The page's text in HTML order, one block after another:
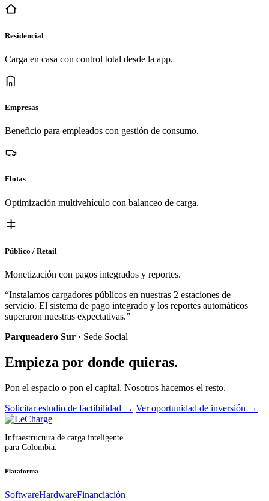
Residencial
Carga en casa con control total desde la app.
Empresas
Beneficio para empleados con gestión de consumo.
Flotas
Optimización multivehículo con balanceo de carga.
Público / Retail
Monetización con pagos integrados y reportes.
“Instalamos cargadores públicos en nuestras 2 estaciones de
servicio. El sistema de pago integrado y los reportes automáticos
superaron nuestras expectativas.”
Parqueadero Sur · Sede Social
Empieza por donde quieras.
Pon el espacio o pon el capital. Nosotros hacemos el resto.
Solicitar estudio de factibilidad → Ver oportunidad de inversión →
Infraestructura de carga inteligente
para Colombia.
Plataforma
SoftwareHardwareFinanciación